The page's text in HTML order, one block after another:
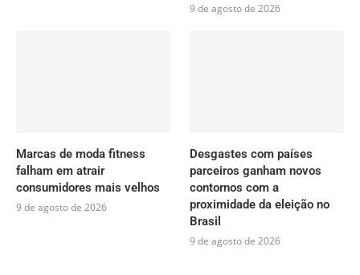
9 de agosto de 2026
Marcas de moda fitness
falham em atrair
consumidores mais velhos
9 de agosto de 2026
Desgastes com países
parceiros ganham novos
contornos com a
proximidade da eleição no
Brasil
9 de agosto de 2026